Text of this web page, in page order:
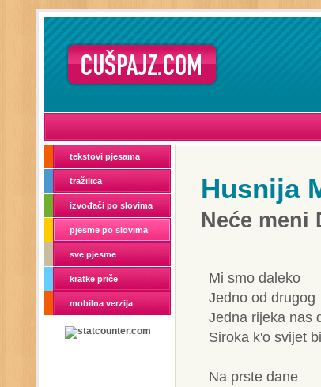
tekstovi pjesama
tražilica
izvođači po slovima
pjesme po slovima
sve pjesme
kratke priče
mobilna verzija
Husnija
Neće meni
Mi smo daleko
Jedno od drugog
Jedna rijeka nas
Siroka k'o svijet
Na prste dane